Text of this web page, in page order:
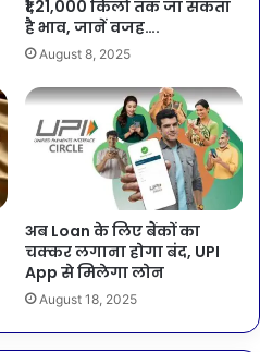
₹1,21,000 किलो तक जा सकता
है भाव, जानें वजह….
August 8, 2025
अब Loan के लिए बैंकों का
चक्कर लगाना होगा बंद, UPI
App से मिलेगा लोन
August 18, 2025